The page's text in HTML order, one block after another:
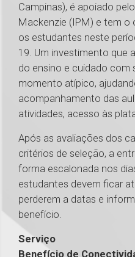
Campinas), é apoiado
Mackenzie (IPM) e tem
os estudantes neste
19. Um investimento que
do ensino e cuidado com
momento atípico,
acompanhamento das
atividades, acesso às
Após as avaliações dos
critérios de seleção, a
forma escalonada nos
estudantes devem ficar
perderem a datas e
benefício.
Serviço
Benefício de